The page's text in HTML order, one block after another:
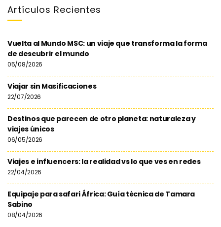
Artículos Recientes
Vuelta al Mundo MSC: un viaje que transforma la forma
de descubrir el mundo
05/08/2026
Viajar sin Masificaciones
22/07/2026
Destinos que parecen de otro planeta: naturaleza y
viajes únicos
06/05/2026
Viajes e influencers: la realidad vs lo que ves en redes
22/04/2026
Equipaje para safari África: Guía técnica de Tamara
Sabino
08/04/2026